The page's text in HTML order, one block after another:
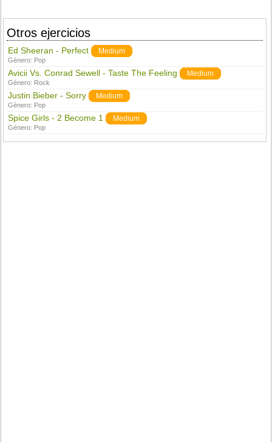
Otros ejercicios
Ed Sheeran - Perfect Medium
Género: Pop
Avicii Vs. Conrad Sewell - Taste The Feeling Medium
Género: Rock
Justin Bieber - Sorry Medium
Género: Pop
Spice Girls - 2 Become 1 Medium
Género: Pop